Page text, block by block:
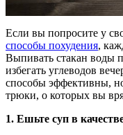
Если вы попросите у
способы похудения,
Выпивать стакан воды
избегать углеводов
способы эффективны,
трюки, о которых вы
1. Ешьте суп в